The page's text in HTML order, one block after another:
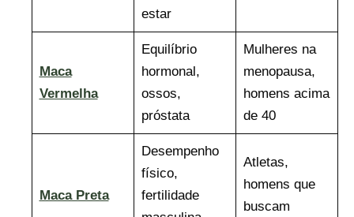
estar
Maca
Vermelha
Equilíbrio
hormonal,
ossos,
próstata
Mulheres na
menopausa,
homens acima
de 40
Maca Preta
Desempenho
físico,
fertilidade
Atletas,
homens que
buscam